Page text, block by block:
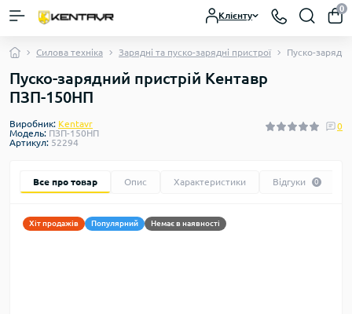
Клієнту
0
Силова техніка Зарядні та пуско-зарядні пристрої Пуско-
Пуско-зарядний пристрій Кентавр
ПЗП-150НП
Виробник: Kentavr
Модель: ПЗП-150НП
Артикул: 52294
0
Все про товар Опис Характеристики Відгуки 0
Хіт продажів Популярний Немає в наявності